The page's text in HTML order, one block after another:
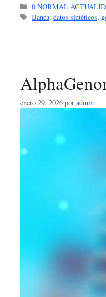
Categorías
0 NORMAL
Etiquetas
Banca,datos sintéticos,
enero 29, 2026 por admin